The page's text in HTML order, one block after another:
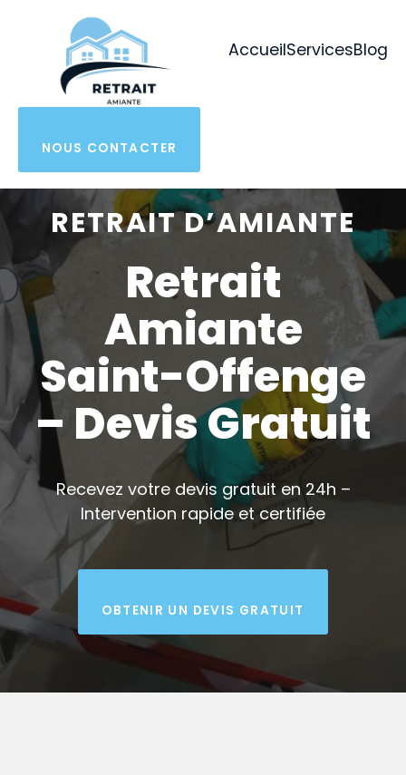
AccueilServicesBlog
NOUS CONTACTER
RETRAIT D’AMIANTE
Retrait
Amiante
Saint-Offenge
– Devis Gratuit
Recevez votre devis gratuit en 24h –
Intervention rapide et certifiée
OBTENIR UN DEVIS GRATUIT